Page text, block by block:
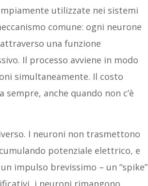
utilizzate nei sistemi
comune: ogni neurone
una funzione
Il processo avviene in modo
simultaneamente. Il costo
anche quando non c’è
I neuroni non trasmettono
potenziale elettrico, e
impulso brevissimo – un “spike”
i neuroni rimangono